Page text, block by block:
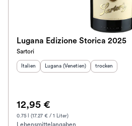
Lugana Edizione Storica 2025
Sartori
Herkunftsland:
Italien Herkunftsregion:
Lugana (Venetien) Geschmack
trocken
12,95 €
0.75 l (17.27 € / 1 Liter)
Lebensmittelangaben